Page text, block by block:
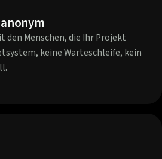
den Menschen, die Ihr Projekt
keine Warteschleife, kein